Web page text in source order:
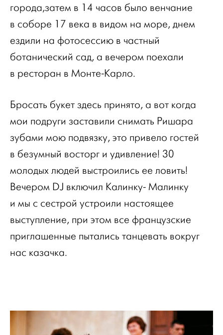
города,затем в 14 часов было венчание
в соборе 17 века в видом на море, днем
ездили на фотосессию в частный
ботанический сад, а вечером поехали
в ресторан в Монте-Карло.
Бросать букет здесь принято, а вот когда
мои подруги заставили снимать Ришара
зубами мою подвязку, это привело гостей
в безумный восторг и удивление! 30
молодых людей выстроились ее ловить!
Вечером DJ включил Калинку- Малинку
и мы с сестрой устроили настоящее
выступление, при этом все французские
приглашенные пытались танцевать вокруг
нас казачка.